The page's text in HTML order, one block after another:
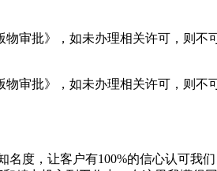
批》，如未办理相关许可，则不
批》，如未办理相关许可，则不
度，让客户有100%的信心认可我